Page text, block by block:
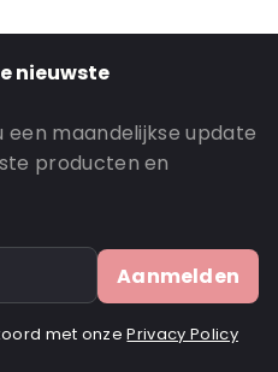
nieuwste
een maandelijkse update
producten en
Aanmelden
met onzePrivacy Policy